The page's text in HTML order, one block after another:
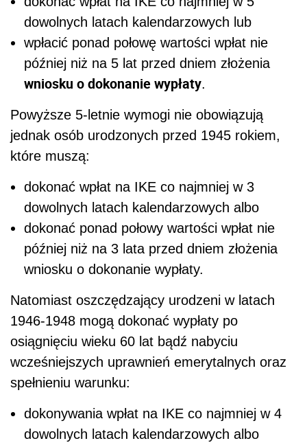
dowolnych latach kalendarzowych lub
wpłacić ponad połowę wartości wpłat nie
później niż na 5 lat przed dniem złożenia
wniosku o dokonanie wypłaty.
Powyższe 5-letnie wymogi nie obowiązują
jednak osób urodzonych przed 1945 rokiem,
które muszą:
dokonać wpłat na IKE co najmniej w 3
dowolnych latach kalendarzowych albo
dokonać ponad połowy wartości wpłat nie
później niż na 3 lata przed dniem złożenia
wniosku o dokonanie wypłaty.
Natomiast oszczędzający urodzeni w latach
1946-1948 mogą dokonać wypłaty po
osiągnięciu wieku 60 lat bądź nabyciu
wcześniejszych uprawnień emerytalnych oraz
spełnieniu warunku:
dokonywania wpłat na IKE co najmniej w 4
dowolnych latach kalendarzowych albo